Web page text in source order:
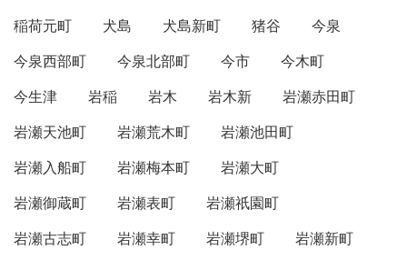
稲荷元町
犬島 犬島新町 猪谷
今泉
今泉西部町
今泉北部町 今市
今木町
今生津
岩稲 岩木 岩木新
岩瀬赤田町
岩瀬天池町
岩瀬荒木町
岩瀬池田町
岩瀬入船町
岩瀬梅本町
岩瀬大町
岩瀬御蔵町
岩瀬表町
岩瀬祇園町
岩瀬古志町
岩瀬幸町 岩瀬堺町
岩瀬新町